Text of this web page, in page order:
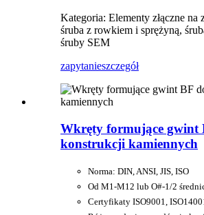
Kategoria: Elementy złączne na
śruba z rowkiem i sprężyną,
śruby SEM
zapytanieszczegół
Wkręty formujące gwint
konstrukcji kamiennych
Norma: DIN, ANSI, JIS, ISO
Od M1-M12 lub O#-1/2
Certyfikaty ISO9001,